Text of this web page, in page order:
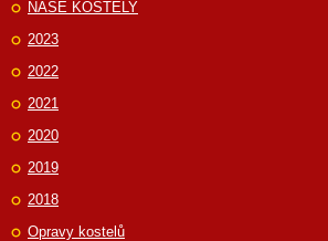
NAŠE KOSTELY
2023
2022
2021
2020
2019
2018
Opravy kostelů